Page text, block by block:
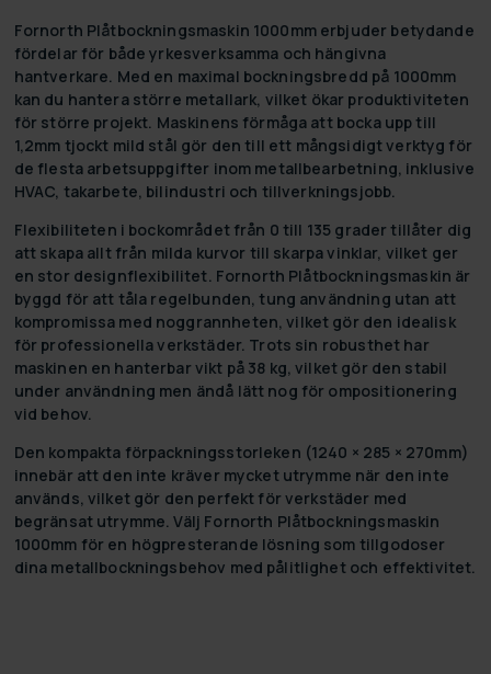
Fornorth Plåtbockningsmaskin 1000mm erbjuder betydande
fördelar för både yrkesverksamma och hängivna
hantverkare. Med en maximal bockningsbredd på 1000mm
kan du hantera större metallark, vilket ökar produktiviteten
för större projekt. Maskinens förmåga att bocka upp till
1,2mm tjockt mild stål gör den till ett mångsidigt verktyg för
de flesta arbetsuppgifter inom metallbearbetning, inklusive
HVAC, takarbete, bilindustri och tillverkningsjobb.
Flexibiliteten i bockområdet från 0 till 135 grader tillåter dig
att skapa allt från milda kurvor till skarpa vinklar, vilket ger
en stor designflexibilitet. Fornorth Plåtbockningsmaskin är
byggd för att tåla regelbunden, tung användning utan att
kompromissa med noggrannheten, vilket gör den idealisk
för professionella verkstäder. Trots sin robusthet har
maskinen en hanterbar vikt på 38 kg, vilket gör den stabil
under användning men ändå lätt nog för ompositionering
vid behov.
Den kompakta förpackningsstorleken (1240 × 285 × 270mm)
innebär att den inte kräver mycket utrymme när den inte
används, vilket gör den perfekt för verkstäder med
begränsat utrymme. Välj Fornorth Plåtbockningsmaskin
1000mm för en högpresterande lösning som tillgodoser
dina metallbockningsbehov med pålitlighet och effektivitet.